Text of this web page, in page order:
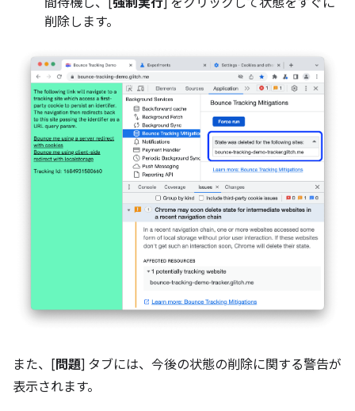
間待機し、[強制実行] をクリックして状態をすぐに
削除します。
また、[ 問題] タブには、今後の状態の削除に関する警告が
表示されます。